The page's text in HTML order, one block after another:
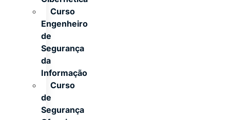
Curso
Engenheiro
de
Segurança
da
Informação
Curso
de
Segurança